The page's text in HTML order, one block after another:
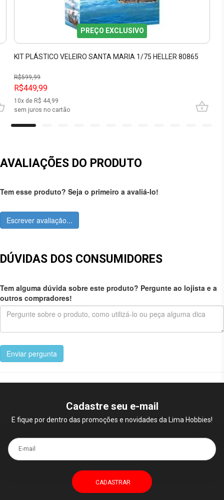
PREÇO EXCLUSIVO
KIT PLÁSTICO VELEIRO SANTA MARIA 1/75 HELLER 80865
R$599,99
R$449,99
10x de R$ 44,99
sem juros no cartão
AVALIAÇÕES DO PRODUTO
Tem esse produto? Seja o primeiro a avaliá-lo!
Escrever avaliação...
DÚVIDAS DOS CONSUMIDORES
Tem alguma dúvida sobre este produto? Pergunte ao lojista e a
outros compradores!
Enviar pergunta
Cadastre seu e-mail
E fique por dentro das promoções e novidades da Lima Hobbies!
E-mail